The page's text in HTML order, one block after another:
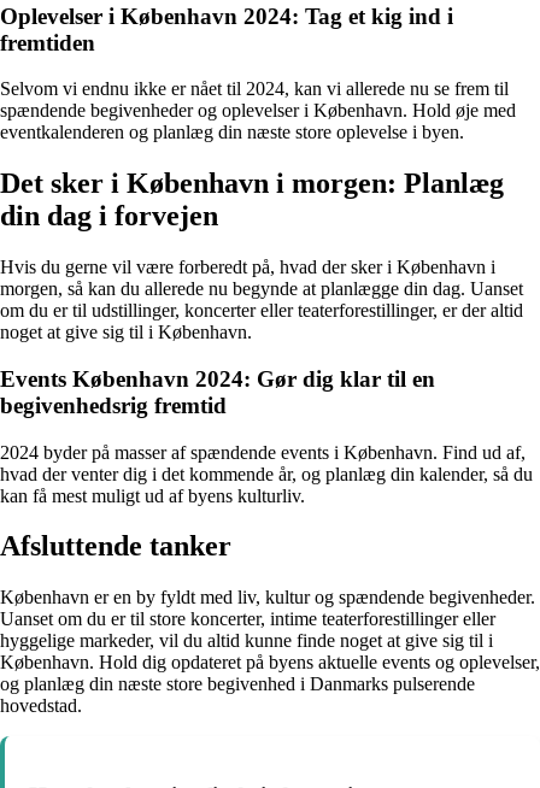
Oplevelser i København 2024: Tag et kig ind i
fremtiden
Selvom vi endnu ikke er nået til 2024, kan vi allerede nu se frem til
spændende begivenheder og oplevelser i København. Hold øje med
eventkalenderen og planlæg din næste store oplevelse i byen.
Det sker i København i morgen: Planlæg
din dag i forvejen
Hvis du gerne vil være forberedt på, hvad der sker i København i
morgen, så kan du allerede nu begynde at planlægge din dag. Uanset
om du er til udstillinger, koncerter eller teaterforestillinger, er der altid
noget at give sig til i København.
Events København 2024: Gør dig klar til en
begivenhedsrig fremtid
2024 byder på masser af spændende events i København. Find ud af,
hvad der venter dig i det kommende år, og planlæg din kalender, så du
kan få mest muligt ud af byens kulturliv.
Afsluttende tanker
København er en by fyldt med liv, kultur og spændende begivenheder.
Uanset om du er til store koncerter, intime teaterforestillinger eller
hyggelige markeder, vil du altid kunne finde noget at give sig til i
København. Hold dig opdateret på byens aktuelle events og oplevelser,
og planlæg din næste store begivenhed i Danmarks pulserende
hovedstad.